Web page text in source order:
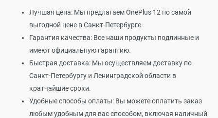
Лучшая цена: Мы предлагаем OnePlus 12 по самой
выгодной цене в Санкт-Петербурге.
Гарантия качества: Все наши продукты подлинные и
имеют официальную гарантию.
Быстрая доставка: Мы осуществляем доставку по
Санкт-Петербургу и Ленинградской области в
кратчайшие сроки.
Удобные способы оплаты: Вы можете оплатить заказ
любым удобным для вас способом, включая наличный